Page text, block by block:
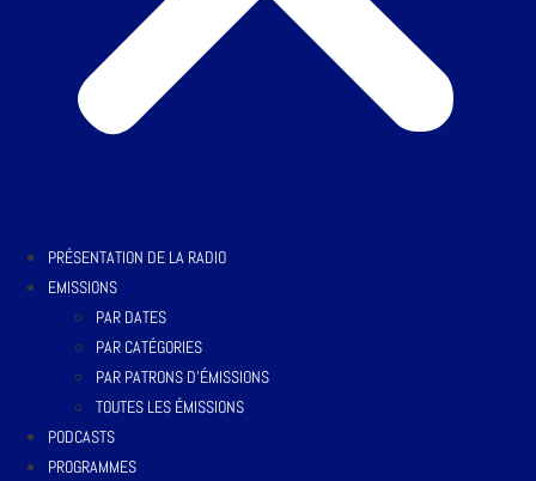
PRÉSENTATION DE LA RADIO
EMISSIONS
PAR DATES
PAR CATÉGORIES
PAR PATRONS D’ÉMISSIONS
TOUTES LES ÉMISSIONS
PODCASTS
PROGRAMMES